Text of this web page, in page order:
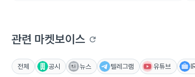
관련 마켓보이스 refresh
전체 공시 뉴스 텔레그램 유튜브